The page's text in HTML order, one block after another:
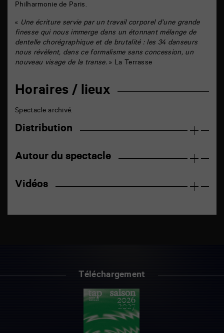
Philharmonie de Paris.
« Une écriture servie par un travail corporel d’une grande
finesse qui nous immerge dans un étonnant mélange de
dentelle chorégraphique et de brutalité : les 34 danseurs
nous révèlent, dans ce formalisme sans concession, un
nouveau visage de la transe. » La Terrasse
Horaires / lieux
Spectacle archivé.
Distribution
Autour du spectacle
Vidéos
Téléchargement